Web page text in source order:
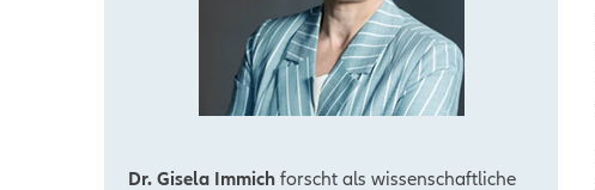
Dr. Gisela Immich forscht als wissenschaftliche